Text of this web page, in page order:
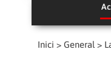
Inici > General >